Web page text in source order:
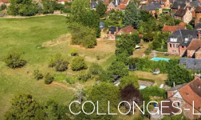
COLLONGES-